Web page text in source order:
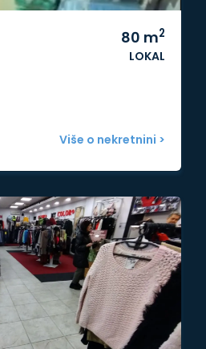
80 m2
LOKAL
Više o nekretnini >